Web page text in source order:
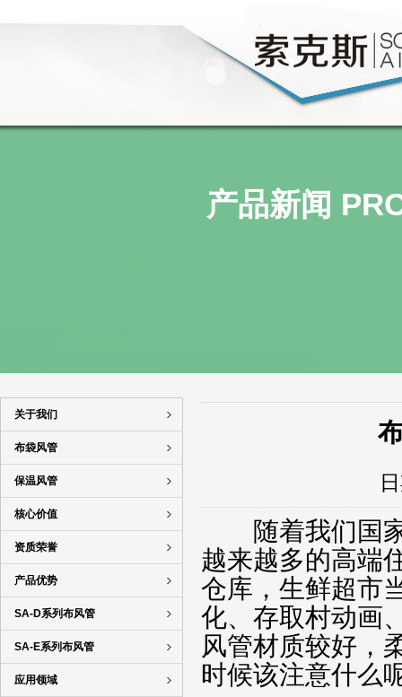
产品新闻
关于我们
布袋风管
保温风管
核心价值
资质荣誉
产品优势
SA-D系列布风管
SA-E系列布风管
应用领域
随着我们国家
越来越多的高端
仓库，生鲜超市
化、存取村动画
风管材质较好，
时候该注意什么